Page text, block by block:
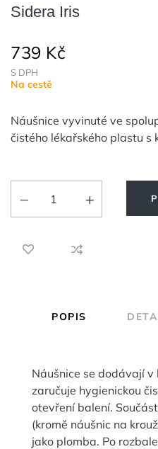
Sidera Iris
739 Kč
S DPH
Na cestě
Náušnice vyvinuté ve
čistého lékařského plastu s
POPIS
Náušnice se dodávají
zaručuje hygienickou
otevření balení.
(kromě náušnic na
jako plomba. Po